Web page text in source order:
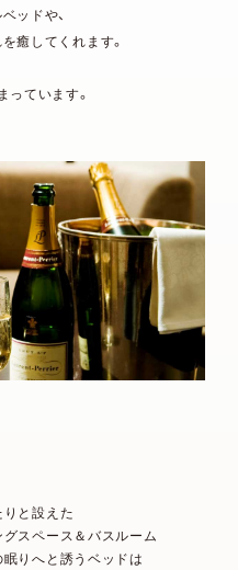
ッドや、
癒してくれます。
っています。
と設えた
グスペース＆バスルーム
眠りへと誘うベッドは